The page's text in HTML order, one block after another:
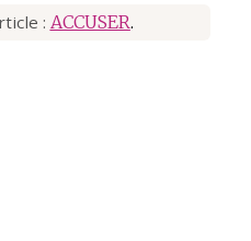
: ACCUSER.